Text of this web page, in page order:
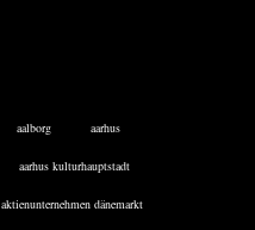
aalborg aarhus
aarhus kulturhauptstadt
aktienunternehmen dänemarkt